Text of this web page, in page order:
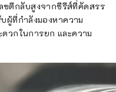
ขตีกลับสูงจากซีรีส์ที่คัดสรร
ผู้ที่กำลังมองหาความ
วกในการยก และความ